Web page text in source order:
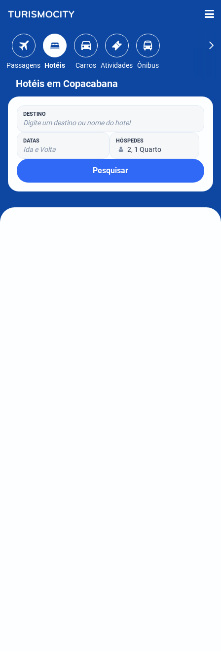
Passagens Hotéis Carros Atividades Ônibus
Hotéis em Copacabana
DESTINO
Digite um destino ou nome do hotel
DATAS
Ida e Volta
HÓSPEDES
2, 1 Quarto
Pesquisar